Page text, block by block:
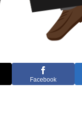
Facebook